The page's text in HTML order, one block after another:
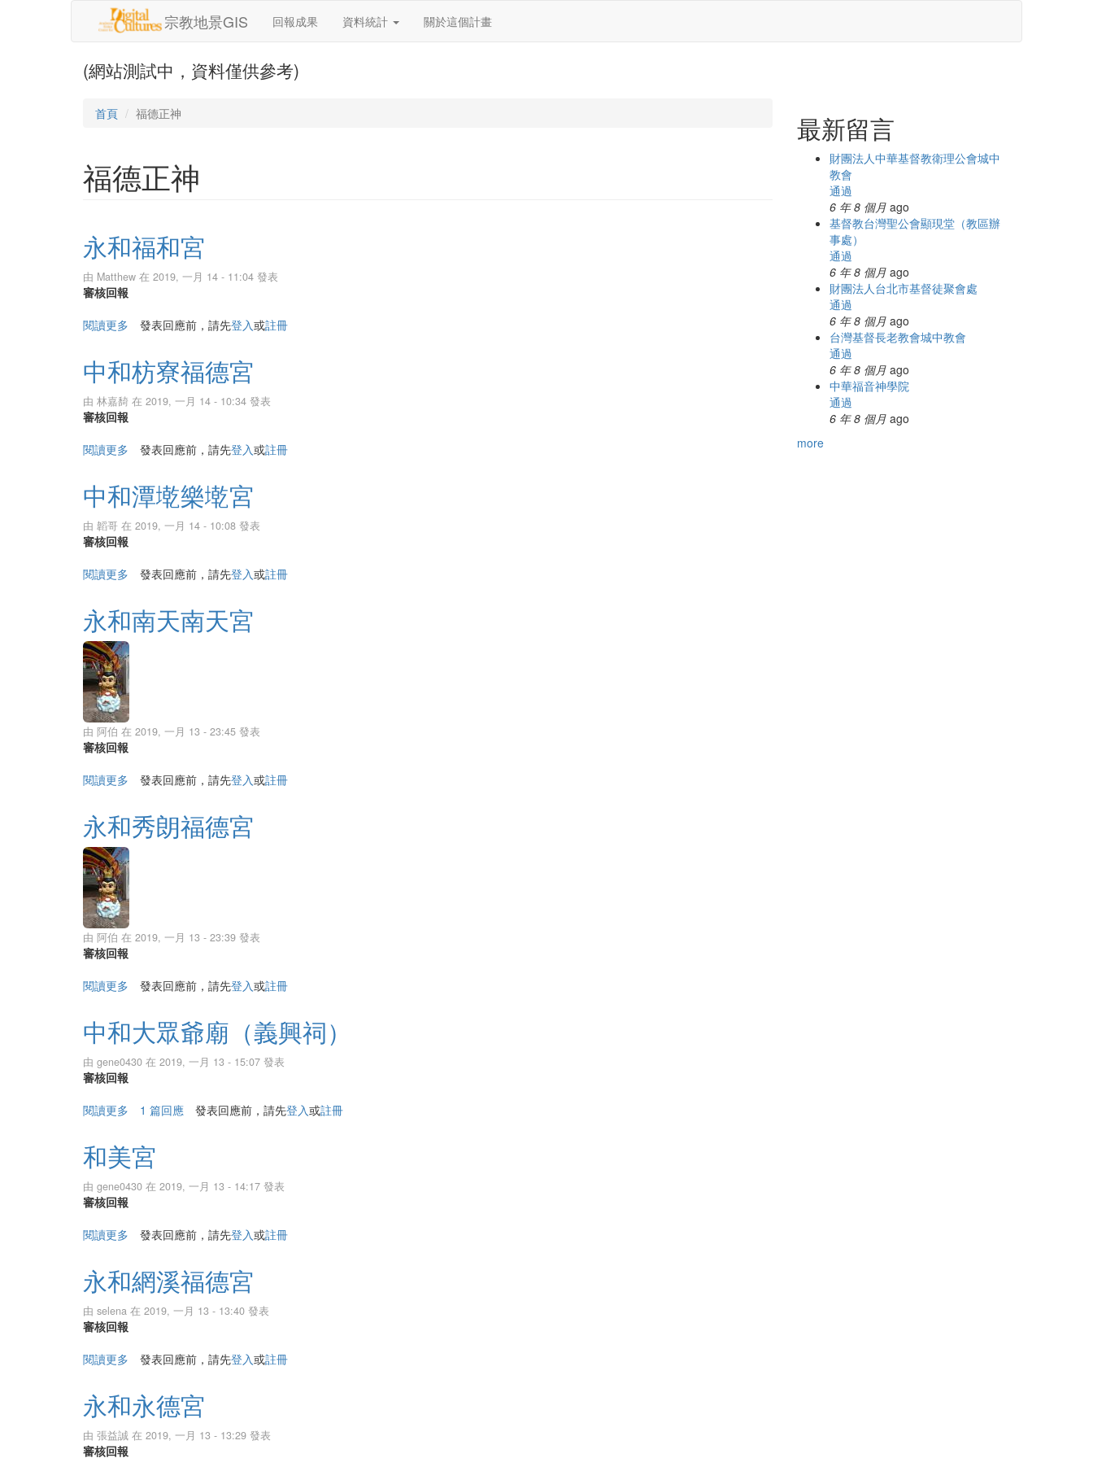
宗教地景GIS 回報成果 資料統計 關於這個計畫
(網站測試中，資料僅供參考)
首頁 福德正神
福德正神
永和福和宮
由 Matthew 在 2019, 一月 14 - 11:04 發表
審核回報
閱讀更多 關於永和福和宮
發表回應前，請先登入或註冊
中和枋寮福德宮
由 林嘉䭲 在 2019, 一月 14 - 10:34 發表
審核回報
閱讀更多 關於中和枋寮福德宮
發表回應前，請先登入或註冊
中和潭墘樂墘宮
由 韜哥 在 2019, 一月 14 - 10:08 發表
審核回報
閱讀更多 關於中和潭墘樂墘宮
發表回應前，請先登入或註冊
永和南天南天宮
由 阿伯 在 2019, 一月 13 - 23:45 發表
審核回報
閱讀更多 關於永和南天南天宮
發表回應前，請先登入或註冊
永和秀朗福德宮
由 阿伯 在 2019, 一月 13 - 23:39 發表
審核回報
閱讀更多 關於永和秀朗福德宮
發表回應前，請先登入或註冊
中和大眾爺廟（義興祠）
由 gene0430 在 2019, 一月 13 - 15:07 發表
審核回報
閱讀更多 關於中和大眾爺廟（義興祠）
1 篇回應 發表回應前，請先登入或註冊
和美宮
由 gene0430 在 2019, 一月 13 - 14:17 發表
審核回報
閱讀更多 關於和美宮
發表回應前，請先登入或註冊
永和網溪福德宮
由 selena 在 2019, 一月 13 - 13:40 發表
審核回報
閱讀更多 關於永和網溪福德宮
發表回應前，請先登入或註冊
永和永德宮
由 張益誠 在 2019, 一月 13 - 13:29 發表
審核回報
最新留言
財團法人中華基督教衛理公會城中
教會
通過
6 年 8 個月ago
基督教台灣聖公會顯現堂（教區辦
事處）
通過
6 年 8 個月ago
財團法人台北市基督徒聚會處
通過
6 年 8 個月ago
台灣基督長老教會城中教會
通過
6 年 8 個月ago
中華福音神學院
通過
6 年 8 個月ago
more